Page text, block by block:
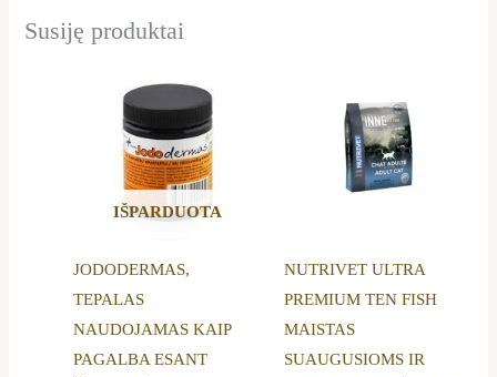
Susiję produktai
IŠPARDUOTA
JODODERMAS,
TEPALAS
NAUDOJAMAS KAIP
PAGALBA ESANT
NUTRIVET ULTRA
PREMIUM TEN FISH
MAISTAS
SUAUGUSIOMS IR
20,50 €
through
53,39 €
has
multiple
variants.
may
be
on